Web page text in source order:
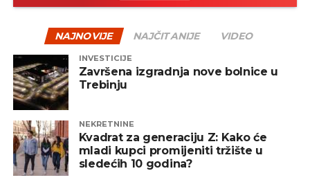
NAJNOVIJE NAJČITANIJE VIDEO
INVESTICIJE
Završena izgradnja nove bolnice u
Trebinju
NEKRETNINE
Kvadrat za generaciju Z: Kako će
mladi kupci promijeniti tržište u
sledećih 10 godina?